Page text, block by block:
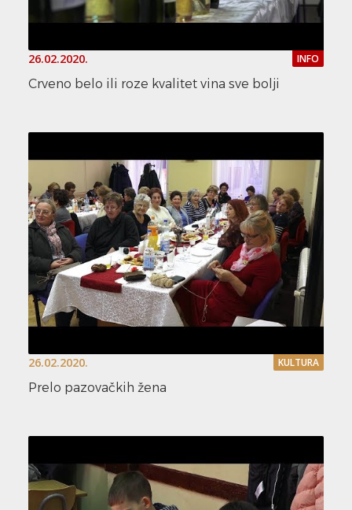
26.02.2020. INFO
Crveno belo ili roze kvalitet vina sve bolji
26.02.2020. KULTURA
Prelo pazovačkih žena